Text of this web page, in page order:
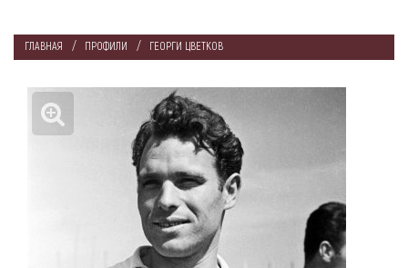
ГЛАВНАЯ ПРОФИЛИ ГЕОРГИ ЦВЕТКОВ